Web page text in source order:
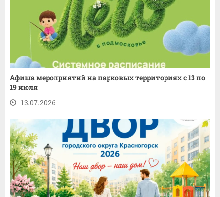
Афиша мероприятий на парковых территориях с 13 по
19 июля
13.07.2026